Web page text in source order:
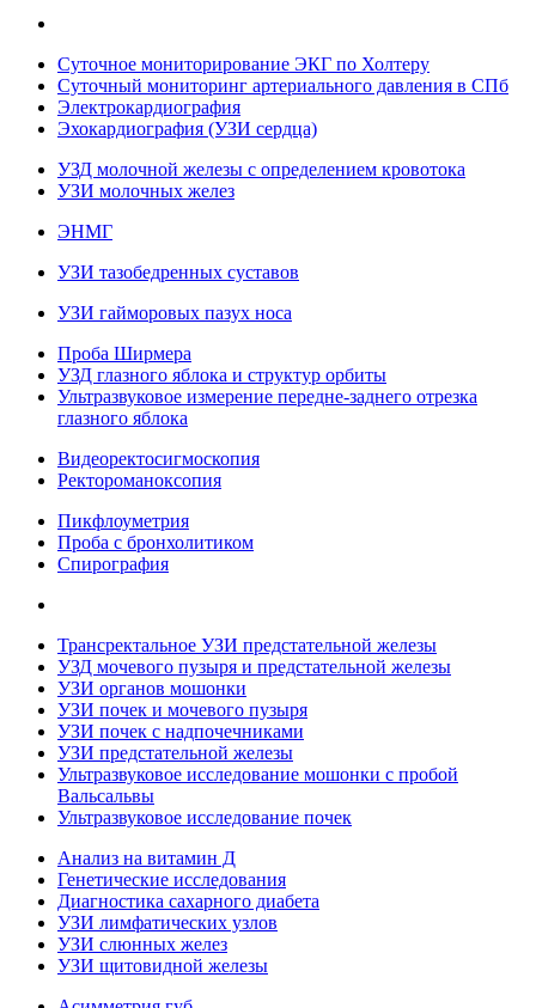
Суточное мониторирование ЭКГ по Холтеру
Суточный мониторинг артериального давления в СПб
Электрокардиография
Эхокардиография (УЗИ сердца)
УЗД молочной железы с определением кровотока
УЗИ молочных желез
ЭНМГ
УЗИ тазобедренных суставов
УЗИ гайморовых пазух носа
Проба Ширмера
УЗД глазного яблока и структур орбиты
Ультразвуковое измерение передне-заднего отрезка
глазного яблока
Видеоректосигмоскопия
Ректороманоксопия
Пикфлоуметрия
Проба с бронхолитиком
Спирография
Трансректальное УЗИ предстательной железы
УЗД мочевого пузыря и предстательной железы
УЗИ органов мошонки
УЗИ почек и мочевого пузыря
УЗИ почек с надпочечниками
УЗИ предстательной железы
Ультразвуковое исследование мошонки с пробой
Вальсальвы
Ультразвуковое исследование почек
Анализ на витамин Д
Генетические исследования
Диагностика сахарного диабета
УЗИ лимфатических узлов
УЗИ слюнных желез
УЗИ щитовидной железы